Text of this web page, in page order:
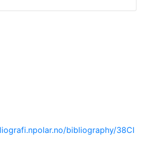
bibliography/38CI